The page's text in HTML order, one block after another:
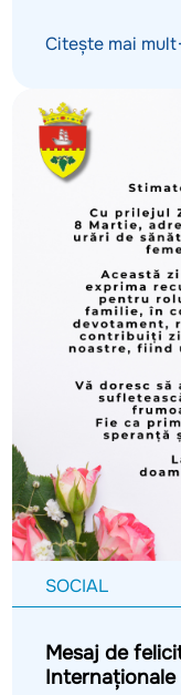
Citește mai mult
SOCIAL
Mesaj de
Internaționale